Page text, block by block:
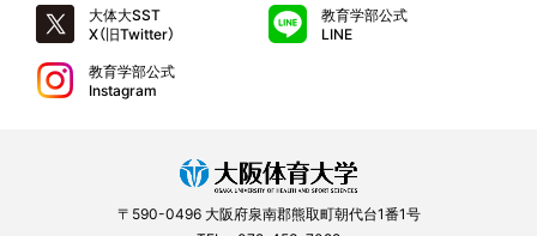
大体大SST
X（旧Twitter）
教育学部公式
LINE
教育学部公式
Instagram
〒590-0496 大阪府泉南郡熊取町朝代台1番1号